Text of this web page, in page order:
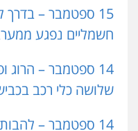
15 ספטמבר – בדרך
חשמליים נפגע
14 ספטמבר –
שלושה כלי רכב בכביש
14 ספטמבר –